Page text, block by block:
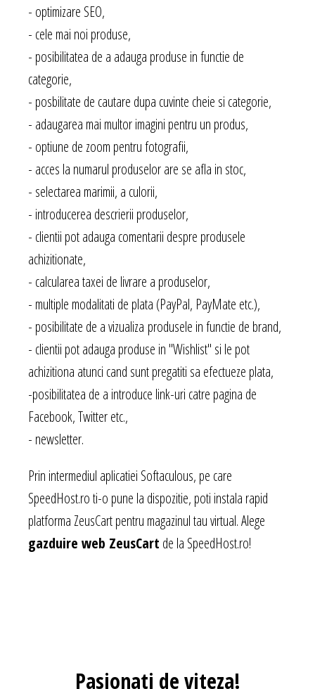
- optimizare SEO,
- cele mai noi produse,
- posibilitatea de a adauga produse in functie de
categorie,
- posbilitate de cautare dupa cuvinte cheie si categorie,
- adaugarea mai multor imagini pentru un produs,
- optiune de zoom pentru fotografii,
- acces la numarul produselor are se afla in stoc,
- selectarea marimii, a culorii,
- introducerea descrierii produselor,
- clientii pot adauga comentarii despre produsele
achizitionate,
- calcularea taxei de livrare a produselor,
- multiple modalitati de plata (PayPal, PayMate etc.),
- posibilitate de a vizualiza produsele in functie de brand,
- clientii pot adauga produse in "Wishlist" si le pot
achizitiona atunci cand sunt pregatiti sa efectueze plata,
-posibilitatea de a introduce link-uri catre pagina de
Facebook, Twitter etc.,
- newsletter.
Prin intermediul aplicatiei Softaculous, pe care
SpeedHost.ro ti-o pune la dispozitie, poti instala rapid
platforma ZeusCart pentru magazinul tau virtual. Alege
gazduire web ZeusCart de la SpeedHost.ro!
Pasionati de viteza!